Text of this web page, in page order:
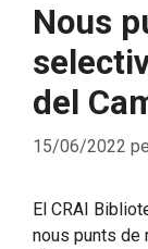
Nous
del
15/06/2022
El CRAI
nous punts